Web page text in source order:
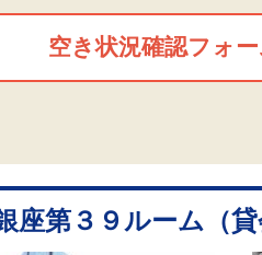
空き状況確認フォ
座第３９ルーム（貸